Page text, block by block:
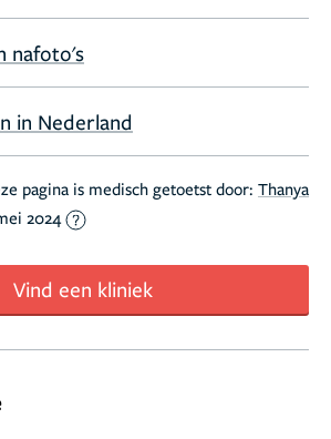
nafoto's
in Nederland
pagina is medisch getoetst door: Thanya
2024
Vind een kliniek